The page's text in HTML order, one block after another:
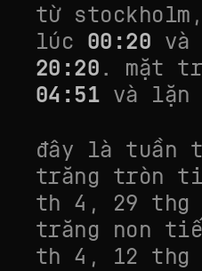
từ stockholm
lúc 00:20
20:20. mặt
04:51 và lặn
đây là tuần
trăng tròn
th 4, 29 thg
trăng non
th 4, 12 thg